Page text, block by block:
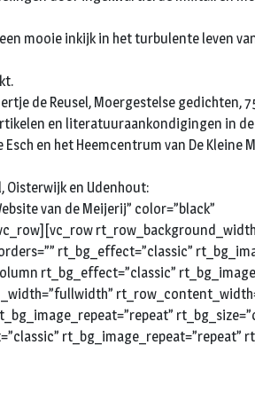
mooie inkijk in het turbulente leven
de Reusel, Moergestelse gedichten,
en literatuuraankondigingen in
en het Heemcentrum van De Kleine
Oisterwijk en Udenhout:
van de Meijerij” color=”black”
rt_bg_effect=”classic”
rt_bg_effect=”classic”
rt_bg_image_repeat=”repeat”